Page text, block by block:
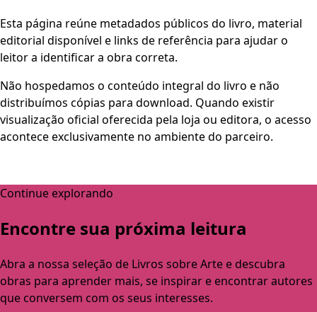
Esta página reúne metadados públicos do livro, material
editorial disponível e links de referência para ajudar o
leitor a identificar a obra correta.
Não hospedamos o conteúdo integral do livro e não
distribuímos cópias para download. Quando existir
visualização oficial oferecida pela loja ou editora, o acesso
acontece exclusivamente no ambiente do parceiro.
Continue explorando
Encontre sua próxima leitura
Abra a nossa seleção de Livros sobre Arte e descubra
obras para aprender mais, se inspirar e encontrar autores
que conversem com os seus interesses.